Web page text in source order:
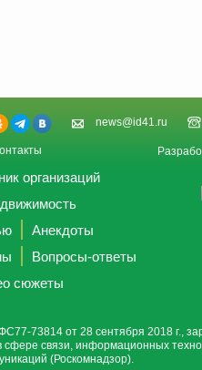
news@id41.ru
организаций
Анекдоты
Вопросы-ответы
сюжеты
73814 от 28 сентября 2018 г.,
связи, информационных
(Роскомнадзор).